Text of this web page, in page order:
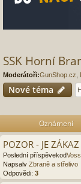
SSK Horní
Moderátoři:GunShop.cz
Nové téma
Oznámení
POZOR - JE
Poslední příspěvekod
Napsalv Zbraně a střelivo
Odpovědi: 3